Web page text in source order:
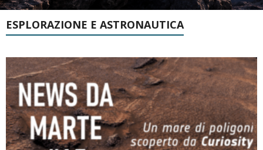
ESPLORAZIONE E ASTRONAUTICA